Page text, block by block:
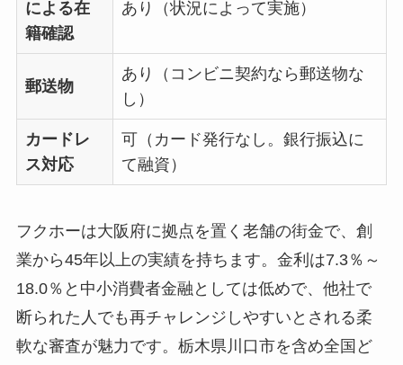
による在
籍確認
あり（状況によって実施）
郵送物
あり（コンビニ契約なら郵送物な
し）
カードレ
ス対応
可（カード発行なし。銀行振込に
て融資）
フクホーは大阪府に拠点を置く老舗の街金で、創
業から45年以上の実績を持ちます。金利は7.3％～
18.0％と中小消費者金融としては低めで、他社で
断られた人でも再チャレンジしやすいとされる柔
軟な審査が魅力です。栃木県川口市を含め全国ど